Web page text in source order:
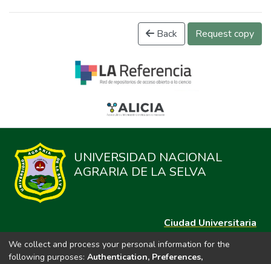
Back Request copy
UNIVERSIDAD NACIONAL
AGRARIA DE LA SELVA
Ciudad Universitaria
Carretera Central km. 1.21 Tingo María, Huánuco
Datos del contacto
We collect and process your personal information for the
following purposes: Authentication, Preferences,